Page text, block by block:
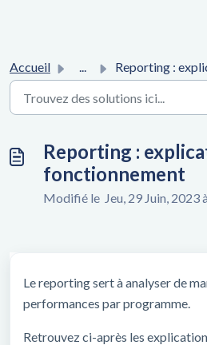
Accueil ... Reporting : explications et
Reporting :
fonctionnement
Modifié le Jeu, 29 Juin, 2023
Le reporting sert à analyser de
performances par programme.
Retrouvez ci-après les